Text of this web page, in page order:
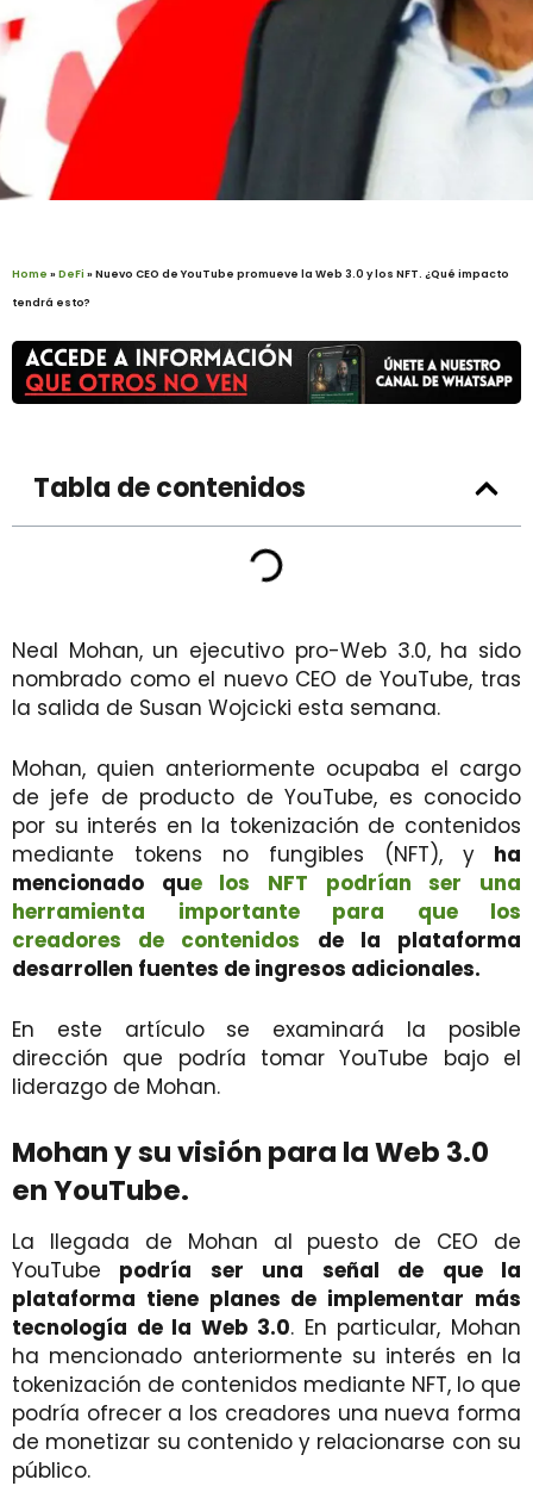
Home »DeFi »Nuevo CEO de YouTube promueve la Web 3.0 y los NFT. ¿Qué impacto
tendrá esto?
Tabla de contenidos
Neal Mohan, un ejecutivo pro-Web 3.0, ha sido
nombrado como el nuevo CEO de YouTube, tras
la salida de Susan Wojcicki esta semana.
Mohan, quien anteriormente ocupaba el cargo
de jefe de producto de YouTube, es conocido
por su interés en la tokenización de contenidos
mediante tokens no fungibles (NFT), y ha
mencionado que los NFT podrían ser una
herramienta importante para que los
creadores de contenidos de la plataforma
desarrollen fuentes de ingresos adicionales.
En este artículo se examinará la posible
dirección que podría tomar YouTube bajo el
liderazgo de Mohan.
Mohan y su visión para la Web 3.0
en YouTube.
La llegada de Mohan al puesto de CEO de
YouTube podría ser una señal de que la
plataforma tiene planes de implementar más
tecnología de la Web 3.0. En particular, Mohan
ha mencionado anteriormente su interés en la
tokenización de contenidos mediante NFT, lo que
podría ofrecer a los creadores una nueva forma
de monetizar su contenido y relacionarse con su
público.